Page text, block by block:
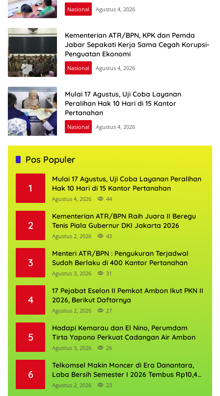
Nasional Agustus 4, 2026
Kementerian ATR/BPN, KPK dan Pemda
Jabar Sepakati Kerja Sama Cegah Korupsi-
Penguatan Ekonomi
Nasional Agustus 4, 2026
Mulai 17 Agustus, Uji Coba Layanan
Peralihan Hak 10 Hari di 15 Kantor
Pertanahan
Nasional Agustus 4, 2026
Pos Populer
1
Mulai 17 Agustus, Uji Coba Layanan Peralihan
Hak 10 Hari di 15 Kantor Pertanahan
Agustus 4, 2026 44
2
Kementerian ATR/BPN Raih Juara II Beregu
Tenis Piala Gubernur DKI Jakarta 2026
Agustus 2, 2026 43
3
Menteri ATR/BPN : Pengukuran Terjadwal
Sudah Berlaku di 400 Kantor Pertanahan
Agustus 3, 2026 31
4
17 Pejabat Eselon II Pemkot Ambon Ikut PKN II
2026, Berikut Daftarnya
Agustus 2, 2026 27
5
Hadapi Kemarau dan El Nino, Perumdam
Tirta Yapono Perkuat Cadangan Air Ambon
Agustus 3, 2026 26
6
Telkomsel Makin Moncer di Era Danantara,
Laba Bersih Semester I 2026 Tembus Rp10,4
Triliun
Agustus 2, 2026 23